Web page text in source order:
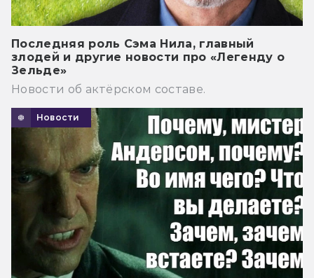
Последняя роль Сэма Нила, главный
злодей и другие новости про «Легенду о
Зельде»
Новости об актёрском составе.
Новости